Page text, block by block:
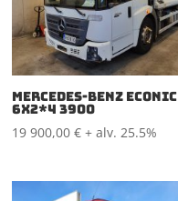
MERCEDES-BENZ ECONIC
6X2*4 3900
19 900,00 € + alv. 25.5%